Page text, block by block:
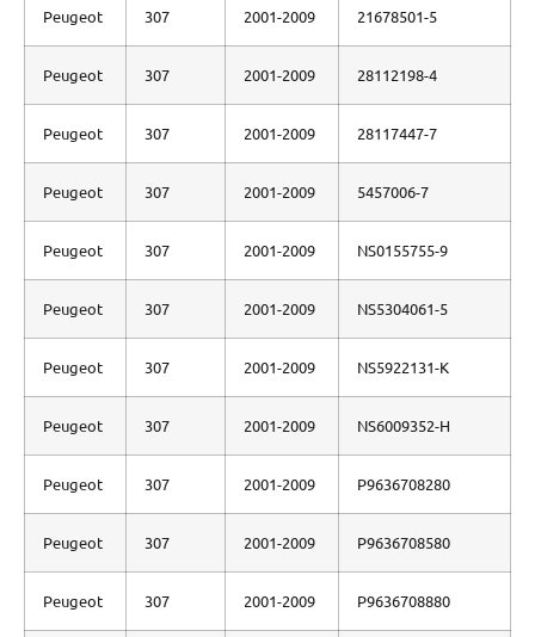
Peugeot 307 2001-2009 21678501-5
Peugeot 307 2001-2009 28112198-4
Peugeot 307 2001-2009 28117447-7
Peugeot 307 2001-2009 5457006-7
Peugeot 307 2001-2009 NS0155755-9
Peugeot 307 2001-2009 NS5304061-5
Peugeot 307 2001-2009 NS5922131-K
Peugeot 307 2001-2009 NS6009352-H
Peugeot 307 2001-2009 P9636708280
Peugeot 307 2001-2009 P9636708580
Peugeot 307 2001-2009 P9636708880